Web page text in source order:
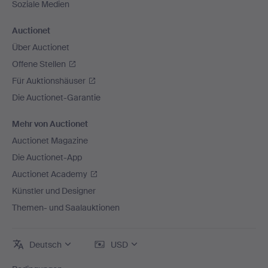
Soziale Medien
Auctionet
Über Auctionet
Offene Stellen
Für Auktionshäuser
Die Auctionet-Garantie
Mehr von Auctionet
Auctionet Magazine
Die Auctionet-App
Auctionet Academy
Künstler und Designer
Themen- und Saalauktionen
Deutsch USD